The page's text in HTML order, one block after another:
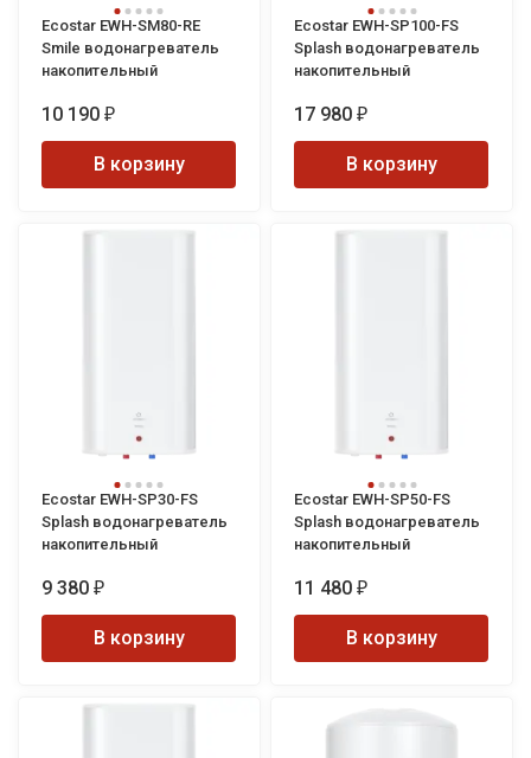
Ecostar EWH-SM80-RE
Smile водонагреватель
накопительный
10 190 ₽
В корзину
Ecostar EWH-SP100-FS
Splash водонагреватель
накопительный
17 980 ₽
В корзину
Ecostar EWH-SP30-FS
Splash водонагреватель
накопительный
9 380 ₽
В корзину
Ecostar EWH-SP50-FS
Splash водонагреватель
накопительный
11 480 ₽
В корзину